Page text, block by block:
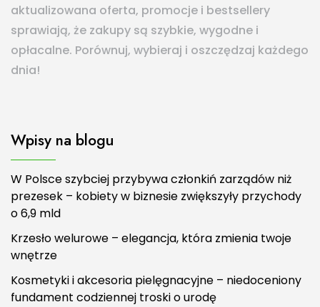
aktualizowana oferta, promocje i bestsellery
sprawiają, że zakupy są szybkie, wygodne i
opłacalne. Porównuj, wybieraj i oszczędzaj każdego
dnia!
Wpisy na blogu
W Polsce szybciej przybywa członkiń zarządów niż
prezesek – kobiety w biznesie zwiększyły przychody
o 6,9 mld
Krzesło welurowe – elegancja, która zmienia twoje
wnętrze
Kosmetyki i akcesoria pielęgnacyjne – niedoceniony
fundament codziennej troski o urodę